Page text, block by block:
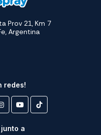
Prov 21, Km 7
Argentina
redes!
a